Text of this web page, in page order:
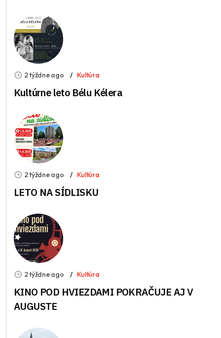
2 týždne ago Kultúra
Kultúrne leto Bélu Kélera
2 týždne ago Kultúra
LETO NA SÍDLISKU
2 týždne ago Kultúra
KINO POD HVIEZDAMI POKRAČUJE AJ V
AUGUSTE